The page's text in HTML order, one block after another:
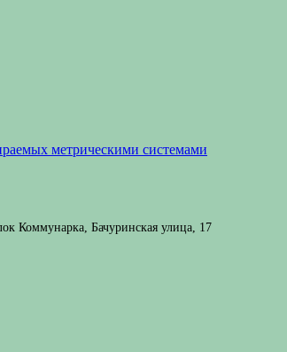
метрическими системами
Коммунарка, Бачуринская улица, 17